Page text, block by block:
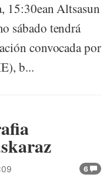
15:30ean Altsasun
sábado tendrá
convocada por
b...
6